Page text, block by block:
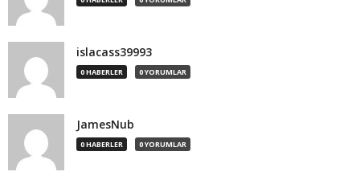
islacass39993
0 HABERLER 0 YORUMLAR
JamesNub
0 HABERLER 0 YORUMLAR